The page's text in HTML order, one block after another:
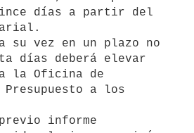
días a partir del
su vez en un plazo no
días deberá elevar
la Oficina de
Presupuesto a los
informe